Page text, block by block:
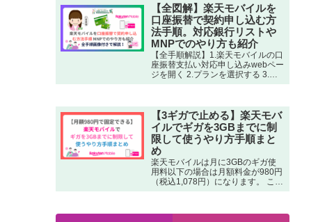
ップロードする 6.お支払い方法の
選択項目で「新しいカードを利用
（自分名義）」を選択する 7.支払
いに使うデビットカードの情報を
入力する 8.支払い方法の確認画面
が表示されるので、内容を確認し
間違いあれば訂正する 9.手順に従
い申込みを完了させる
【全図解】楽天モバイルを
口座振替で契約申し込む方
法手順。対応銀行リストや
MNPでのやり方も紹介
【全手順解説】1.楽天モバイルの口
座振替支払い対応申し込みwebペー
ジを開く 2.プランを選択する 3.ス
マホとセットかSIMカードのみかを
選択項目で「口座振替」を選択す
る 6.口座振替をする金融機関（銀
行）を選択する 7.指示に従って店
番号・預金種目・口座番号・口座
名義人名などを入力する 8.手順に
従い申込みを完了させる
【3ギガで止める】楽天モバ
イルでギガを3GBまでに制
限して使うやり方手順まと
め
楽天モバイルは月に3GBのギガ使
用料以下の場合は月額料金が980円
（税込1,078円）になります。 この
月に3GBの月額980円で運用したと